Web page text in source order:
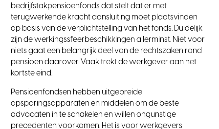
bedrijfstakpensioenfonds dat stelt dat er met
terugwerkende kracht aansluiting moet plaatsvinden
op basis van de verplichtstelling van het fonds. Duidelijk
zijn de werkingssfeerbeschikkingen allerminst. Niet voor
niets gaat een belangrijk deel van de rechtszaken rond
pensioen daarover. Vaak trekt de werkgever aan het
kortste eind.
Pensioenfondsen hebben uitgebreide
opsporingsapparaten en middelen om de beste
advocaten in te schakelen en willen ongunstige
precedenten voorkomen. Het is voor werkgevers